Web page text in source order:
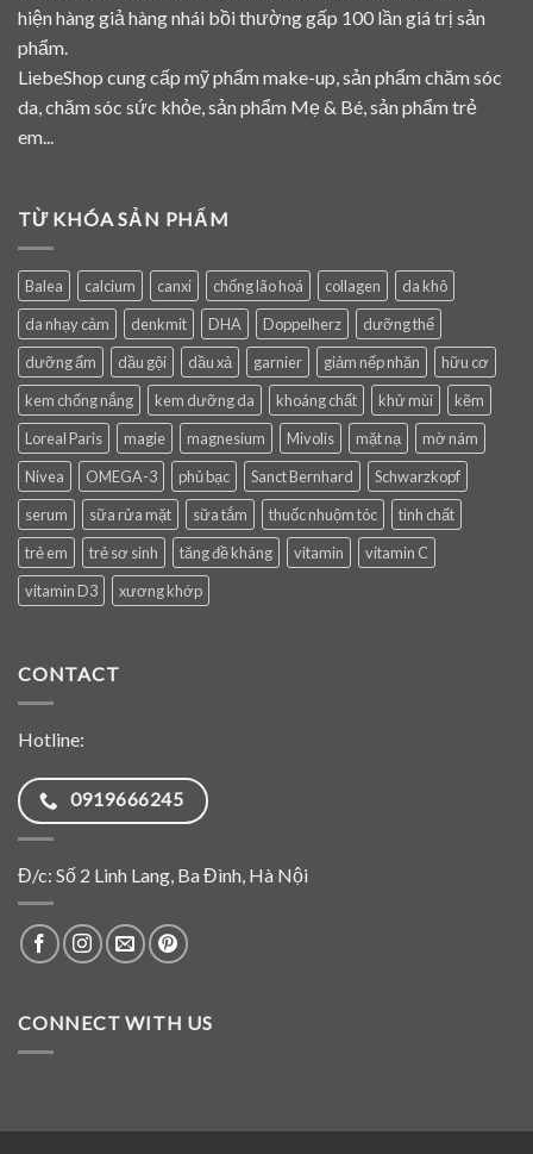
hiện hàng giả hàng nhái bồi thường gấp 100 lần giá trị sản
phẩm.
LiebeShop cung cấp mỹ phẩm make-up, sản phẩm chăm sóc
da, chăm sóc sức khỏe, sản phẩm Mẹ & Bé, sản phẩm trẻ
em...
TỪ KHÓA SẢN PHẨM
Balea calcium canxi chống lão hoá collagen
da khô
da nhạy cảm
denkmit DHA Doppelherz
dưỡng thể
dưỡng ẩm
dầu gội dầu xả garnier giảm nếp nhăn
hữu cơ
kem chống nắng
kem dưỡng da khoáng chất khử mùi
kẽm
Loreal Paris
magie magnesium Mivolis mặt nạ
mờ nám
Nivea
OMEGA-3 phủ bạc Sanct Bernhard
Schwarzkopf
serum
sữa rửa mặt sữa tắm thuốc nhuộm tóc
tinh chất
trẻ em
trẻ sơ sinh tăng đề kháng vitamin
vitamin C
vitamin D3
xương khớp
CONTACT
Hotline:
0919666245
Đ/c: Số 2 Linh Lang, Ba Đình, Hà Nội
CONNECT WITH US